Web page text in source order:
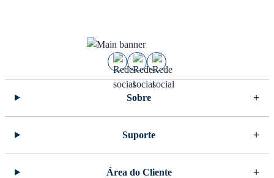
Sobre
Suporte
Área do Cliente